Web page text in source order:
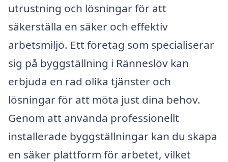
utrustning och lösningar för att
säkerställa en säker och effektiv
arbetsmiljö. Ett företag som specialiserar
sig på byggställning i Ränneslöv kan
erbjuda en rad olika tjänster och
lösningar för att möta just dina behov.
Genom att använda professionellt
installerade byggställningar kan du skapa
en säker plattform för arbetet, vilket